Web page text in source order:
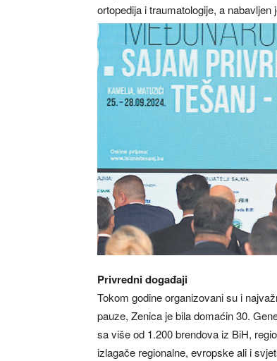
ortopedija i traumatologije, a
Privredni događaji
Tokom godine organizovani su i
pauze, Zenica je bila domaćin 30.
sa više od 1.200 brendova iz BiH,
izlagače regionalne, evropske ali i